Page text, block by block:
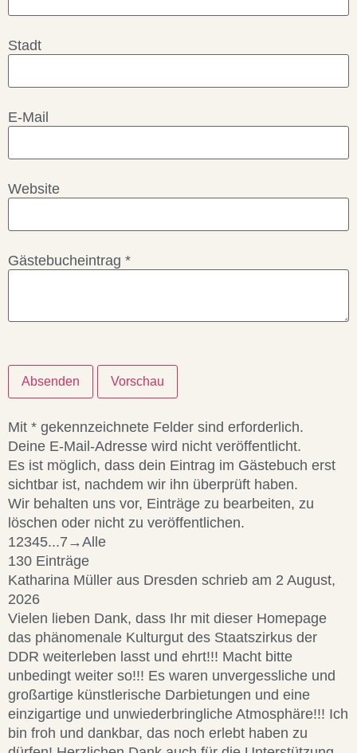
Stadt
E-Mail
Website
Gästebucheintrag *
Mit * gekennzeichnete Felder sind erforderlich.
Deine E-Mail-Adresse wird nicht veröffentlicht.
Es ist möglich, dass dein Eintrag im Gästebuch erst
sichtbar ist, nachdem wir ihn überprüft haben.
Wir behalten uns vor, Einträge zu bearbeiten, zu
löschen oder nicht zu veröffentlichen.
12345...7 →Alle
130 Einträge
Katharina Müller aus Dresden schrieb am 2 August,
2026
Vielen lieben Dank, dass Ihr mit dieser Homepage
das phänomenale Kulturgut des Staatszirkus der
DDR weiterleben lasst und ehrt!!! Macht bitte
unbedingt weiter so!!! Es waren unvergessliche und
großartige künstlerische Darbietungen und eine
einzigartige und unwiederbringliche Atmosphäre!!! Ich
bin froh und dankbar, das noch erlebt haben zu